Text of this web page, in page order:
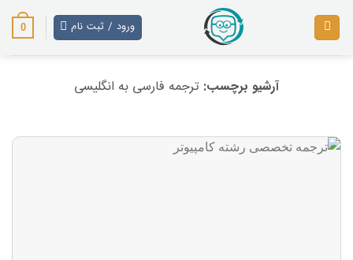
ورود / ثبت نام 0
آرشیو برچسب: ترجمه فارسی به انگلیسی